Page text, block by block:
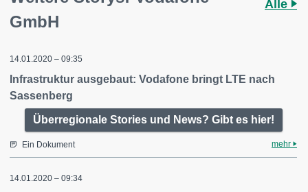
GmbH
Alle
14.01.2020 – 09:35
Infrastruktur ausgebaut: Vodafone bringt LTE nach
Sassenberg
Überregionale Stories und News? Gibt es hier!
Ein Dokument mehr
14.01.2020 – 09:34